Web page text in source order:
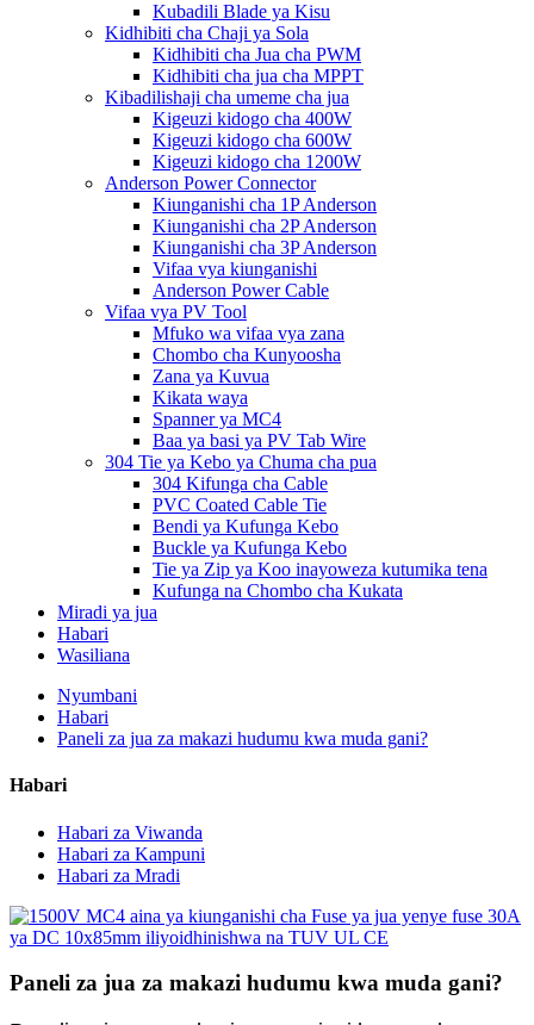
Kubadili Blade ya Kisu
Kidhibiti cha Chaji ya Sola
Kidhibiti cha Jua cha PWM
Kidhibiti cha jua cha MPPT
Kibadilishaji cha umeme cha jua
Kigeuzi kidogo cha 400W
Kigeuzi kidogo cha 600W
Kigeuzi kidogo cha 1200W
Anderson Power Connector
Kiunganishi cha 1P Anderson
Kiunganishi cha 2P Anderson
Kiunganishi cha 3P Anderson
Vifaa vya kiunganishi
Anderson Power Cable
Vifaa vya PV Tool
Mfuko wa vifaa vya zana
Chombo cha Kunyoosha
Zana ya Kuvua
Kikata waya
Spanner ya MC4
Baa ya basi ya PV Tab Wire
304 Tie ya Kebo ya Chuma cha pua
304 Kifunga cha Cable
PVC Coated Cable Tie
Bendi ya Kufunga Kebo
Buckle ya Kufunga Kebo
Tie ya Zip ya Koo inayoweza kutumika tena
Kufunga na Chombo cha Kukata
Miradi ya jua
Habari
Wasiliana
Nyumbani
Habari
Paneli za jua za makazi hudumu kwa muda gani?
Habari
Habari za Viwanda
Habari za Kampuni
Habari za Mradi
Paneli za jua za makazi hudumu kwa muda gani?